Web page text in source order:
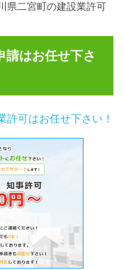
県二宮町の建設業許可
請はお任せ下さ
許可はお任せ下さい！